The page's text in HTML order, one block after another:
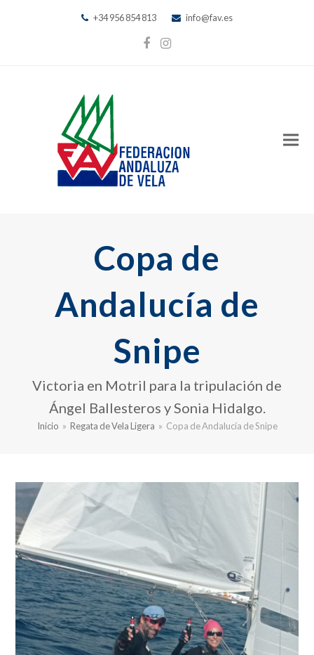
+34 956 854 813 info@fav.es
Facebook
Instagram
Copa de
Andalucía de
Snipe
Victoria en Motril para la tripulación de
Ángel Ballesteros y Sonia Hidalgo.
Inicio » Regata de Vela Ligera » Copa de Andalucía de Snipe